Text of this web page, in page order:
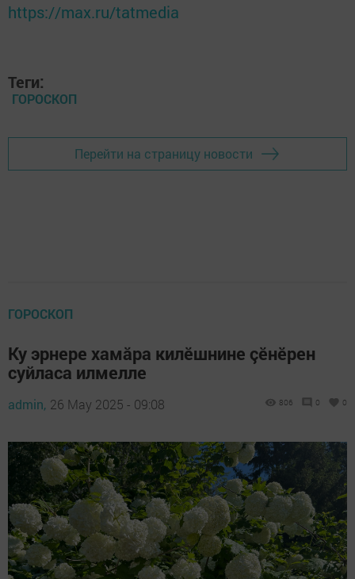
https://max.ru/tatmedia
Теги:
ГОРОСКОП
Перейти на страницу новости
ГОРОСКОП
Ку эрнере хамăра килӗшнине çӗнӗрен
суйласа илмелле
admin, 26 May 2025 - 09:08 806 0 0